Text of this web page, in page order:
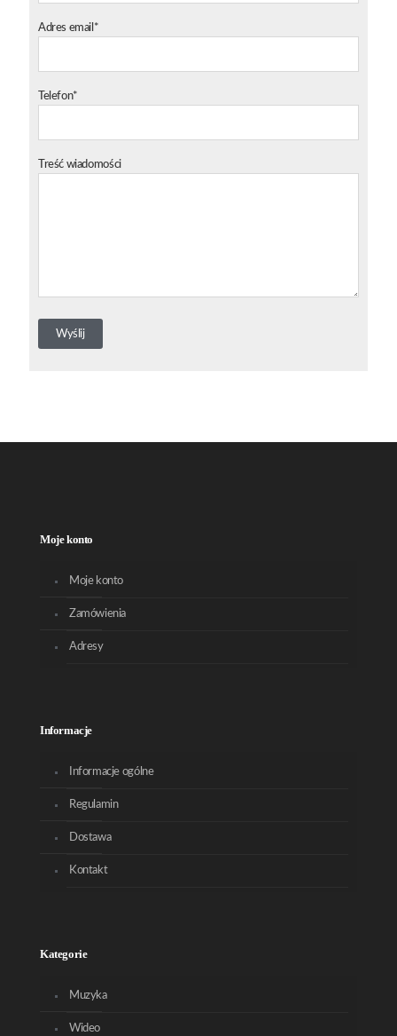
Adres email*
Telefon*
Treść wiadomości
Moje konto
Moje konto
Zamówienia
Adresy
Informacje
Informacje ogólne
Regulamin
Dostawa
Kontakt
Kategorie
Muzyka
Wideo